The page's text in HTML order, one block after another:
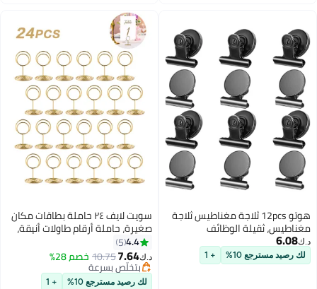
هوتو 12pcs ثلاجة مغناطيس ثلاجة
ثقيلة الوظائف
المقاطع، قوية مقطع
لللوحة البيضاء، ثلاجة،
6.08
رصيد مسترجع 10% + 1
سويت لايف ٢٤ حاملة بطاقات مكان
صغيرة، حاملة أرقام طاولات أنيقة،
حاملة بطاقات صغيرة، حاملة صور
سلكية، مشابك قوائم صور، مناسبة
لقطع مركزية لحفلات الزفاف، حفلات
الذكرى السنوية (ذهبية)
4.4
5
7.64
10.75خصم 28%
بتخلّص بسرعة
بتخلّص بسرعة
لك رصيد مسترجع 10% + 1